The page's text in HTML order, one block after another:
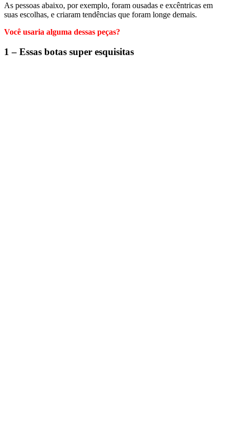
As pessoas abaixo, por exemplo, foram ousadas e excêntricas em
suas escolhas, e criaram tendências que foram longe demais.
Você usaria alguma dessas peças?
1 – Essas botas super esquisitas